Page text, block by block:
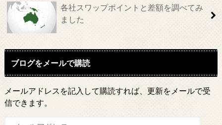
各社スワップポイントと差額を調べてみ
ました
ブログをメールで購読
メールアドレスを記入して購読すれば、更新をメールで受
信できます。